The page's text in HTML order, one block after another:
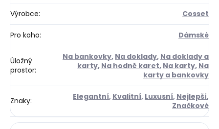
Výrobce: Cosset
Pro koho: Dámské
Úložný
prostor:
Na bankovky, Na doklady, Na doklady a
karty, Na hodně karet, Na karty, Na
karty a bankovky
Znaky: Elegantní, Kvalitní, Luxusní, Nejlepší,
Značkové